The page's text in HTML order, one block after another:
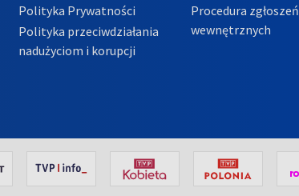
Polityka Prywatności
Polityka przeciwdziałania
nadużyciom i korupcji
Procedura zgłoszeń
wewnętrznych